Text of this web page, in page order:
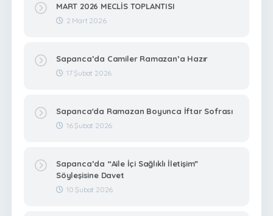
MART 2026 MECLİS TOPLANTISI
2 Mart 2026
Sapanca’da Camiler Ramazan’a Hazır
17 Şubat 2026
Sapanca'da Ramazan Boyunca İftar Sofrası
16 Şubat 2026
Sapanca’da “Aile İçi Sağlıklı İletişim”
Söyleşisine Davet
10 Şubat 2026